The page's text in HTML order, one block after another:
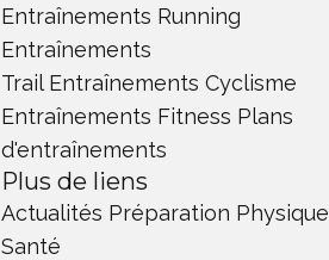
Entraînements Running
Entraînements
Trail Entraînements Cyclisme
Entraînements Fitness Plans
d'entraînements
Plus de liens
Actualités Préparation Physique
Santé